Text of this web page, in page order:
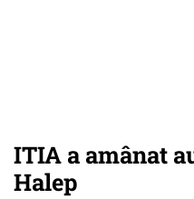
ITIA a amânat
Halep